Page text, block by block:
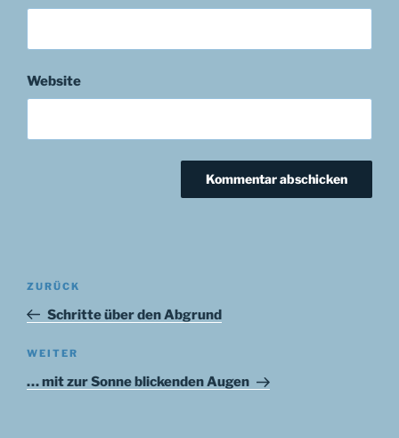
Website
Beitragsnavigation
Vorheriger
Beitrag
ZURÜCK
Schritte über den Abgrund
Nächster
Beitrag
WEITER
… mit zur Sonne blickenden Augen